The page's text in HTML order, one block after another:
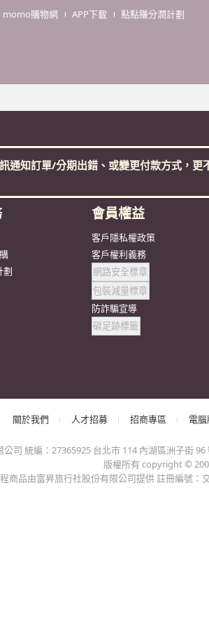
momo購物網 APP下載 點點賺分潤計劃